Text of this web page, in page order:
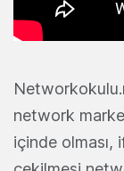
network
içinde olması,